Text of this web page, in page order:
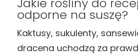
Jakie rośliny do
odporne na suszę?
Kaktusy, sukulenty,
dracena uchodzą za